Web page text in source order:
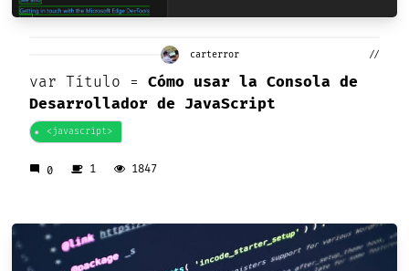
carterror //
var Título = Cómo usar la Consola de
Desarrollador de JavaScript
<javascript>
mode_comment 0 1 1847